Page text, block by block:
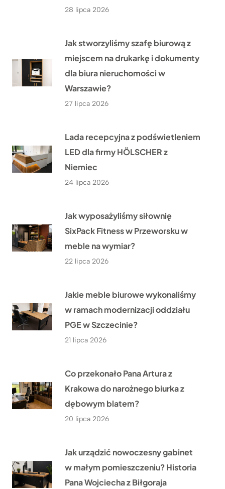
28 lipca 2026
Jak stworzyliśmy szafę biurową z
miejscem na drukarkę i dokumenty
dla biura nieruchomości w
Warszawie?
27 lipca 2026
Lada recepcyjna z podświetleniem
LED dla firmy HÖLSCHER z
Niemiec
24 lipca 2026
Jak wyposażyliśmy siłownię
SixPack Fitness w Przeworsku w
meble na wymiar?
22 lipca 2026
Jakie meble biurowe wykonaliśmy
w ramach modernizacji oddziału
PGE w Szczecinie?
21 lipca 2026
Co przekonało Pana Artura z
Krakowa do narożnego biurka z
dębowym blatem?
20 lipca 2026
Jak urządzić nowoczesny gabinet
w małym pomieszczeniu? Historia
Pana Wojciecha z Biłgoraja